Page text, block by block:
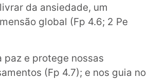
da ansiedade, um
global (Fp 4.6; 2 Pe
paz e protege nossas
(Fp 4.7); e nos guia no